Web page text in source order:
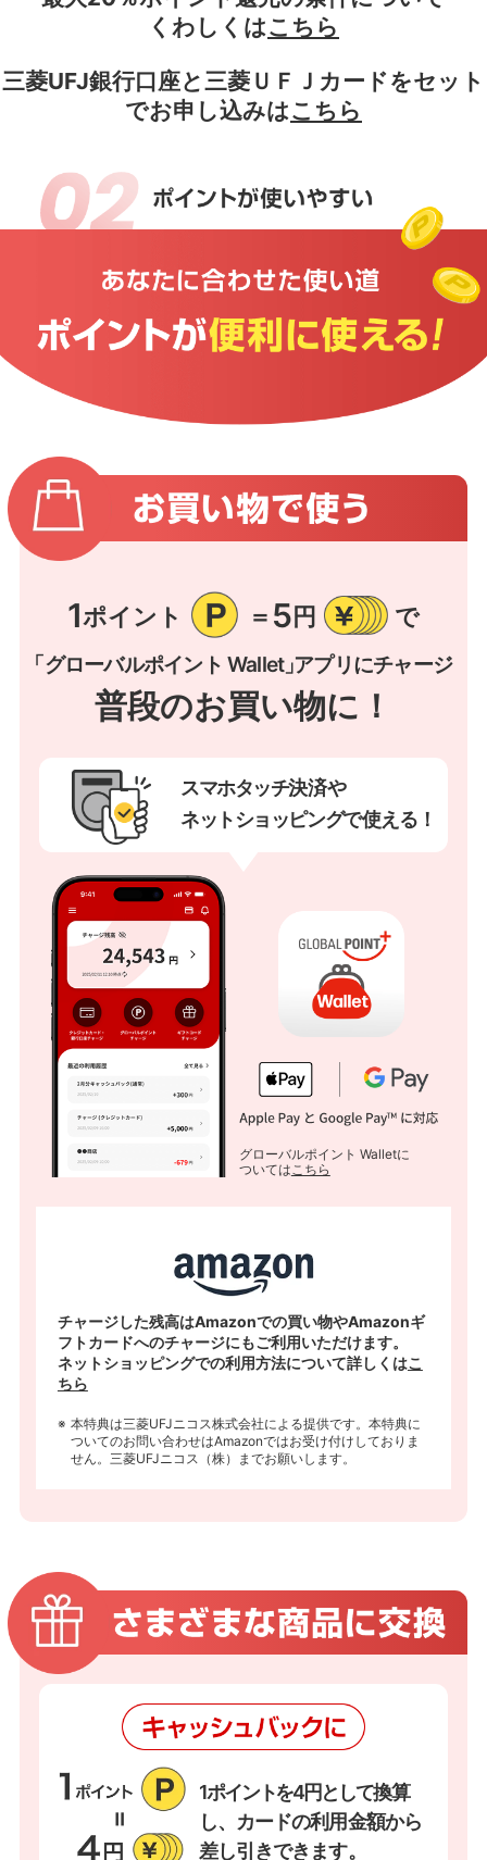
くわしくはこちら
三菱UFJ銀行口座と三菱ＵＦＪカードをセット
でお申し込みはこちら
1ポイント ＝ 5円 で
「グローバルポイント Wallet」アプリにチャージ
普段のお買い物に！
スマホタッチ決済や
ネットショッピングで使える！
グローバルポイント Walletに
ついてはこちら
チャージした残高はAmazonでの買い物やAmazonギ
フトカードへのチャージにもご利用いただけます。
ネットショッピングでの利用方法について詳しくはこ
ちら
本特典は三菱UFJニコス株式会社による提供です。本特典に
ついてのお問い合わせはAmazonではお受け付けしておりま
せん。三菱UFJニコス（株）までお願いします。
1ポイントを4円として換算
し、カードの利用金額から
差し引きできます。